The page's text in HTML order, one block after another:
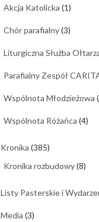
Akcja Katolicka (1)
Chór parafialny(3)
Liturgiczna Służba
Parafialny Zespół
Wspólnota Młodzieżowa
Wspólnota Różańca (4)
Kronika (385)
Kronika rozbudowy(8)
Listy Pasterskie i
Media (3)